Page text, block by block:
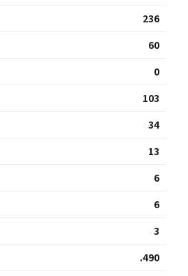
236
60
0
103
34
13
6
6
3
.490